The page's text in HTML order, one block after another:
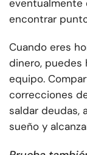
eventualmente
encontrar
Cuando eres
dinero, puedes
equipo.
correcciones
saldar deudas,
sueño y